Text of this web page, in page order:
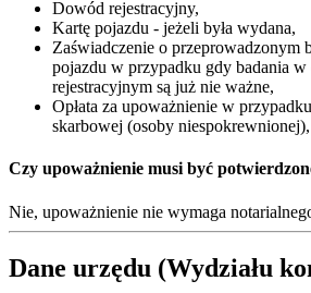
Dowód rejestracyjny,
Kartę pojazdu - jeżeli była wydana,
Zaświadczenie o przeprowadzonym
pojazdu w przypadku gdy badania
rejestracyjnym są już nie ważne,
Opłata za upoważnienie w
skarbowej (osoby niespokrewnionej),
Czy upoważnienie musi być
Nie, upoważnienie nie wymaga
Dane urzędu (Wydziału